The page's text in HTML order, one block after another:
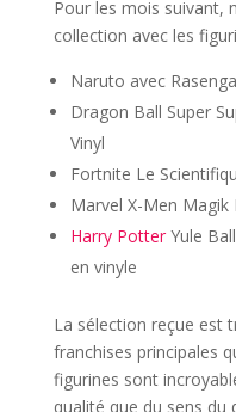
Pour les mois suivant,
collection avec les
Naruto avec
Dragon Ball Super
Vinyl
Fortnite Le
Marvel X-Men Magik
Harry PotterYule
en vinyle
La sélection reçue est
franchises principales
figurines sont
qualité que du sens